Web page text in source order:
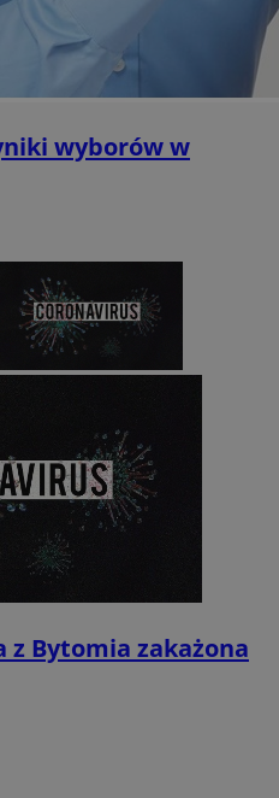
wyborów w
z Bytomia zakażona